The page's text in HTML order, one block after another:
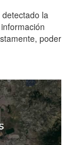
la
poder